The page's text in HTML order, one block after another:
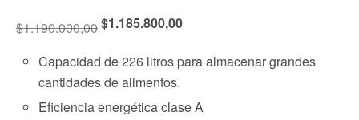
$1.190.000,00$1.185.800,00
Capacidad de 226 litros para almacenar grandes
cantidades de alimentos.
Eficiencia energética clase A